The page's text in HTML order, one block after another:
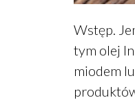
Wstęp.
tym olej
miodem